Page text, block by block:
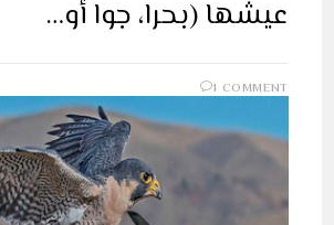
عيشها (بحرا، جوا أو…
1 COMMENT